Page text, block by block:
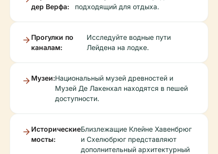
дер Верфа:
подходящий для отдыха.
Прогулки по
каналам:
Исследуйте водные пути
Лейдена на лодке.
Музеи:Национальный музей древностей и
Музей Де Лакенхал находятся в пешей
доступности.
Исторические
мосты:
Близлежащие Клейне Хавенбрюг
и Схелюбрюг представляют
дополнительный архитектурный